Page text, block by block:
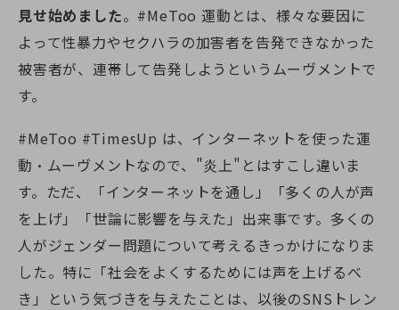
見せ始めました。#MeToo 運動とは、様々な要因に
よって性暴力やセクハラの加害者を告発できなかった
被害者が、連帯して告発しようというムーヴメントで
す。
#MeToo #TimesUp は、インターネットを使った運
動・ムーヴメントなので、"炎上"とはすこし違いま
す。ただ、「インターネットを通し」「多くの人が声
を上げ」「世論に影響を与えた」出来事です。多くの
人がジェンダー問題について考えるきっかけになりま
した。特に「社会をよくするためには声を上げるべ
き」という気づきを与えたことは、以後のSNSトレン